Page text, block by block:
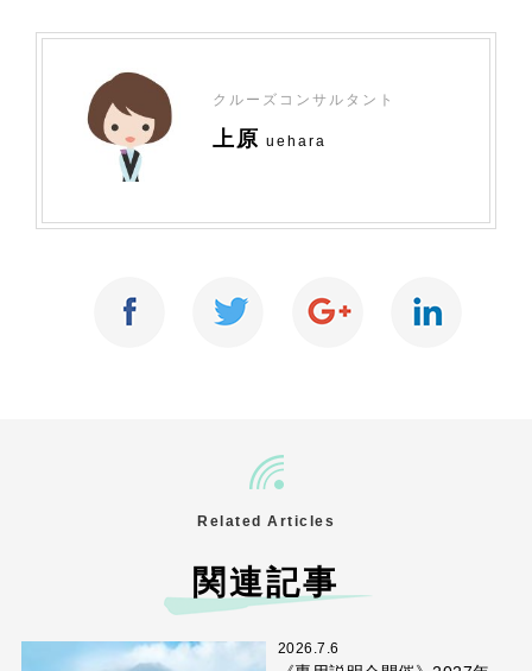
クルーズコンサルタント
上原 uehara
Related Articles
関連記事
2026.7.6